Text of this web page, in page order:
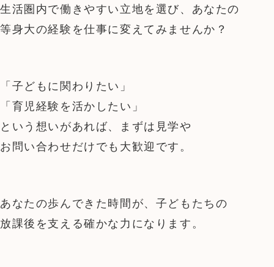
生活圏内で働きやすい立地を選び、あなたの
等身大の経験を仕事に変えてみませんか？
「子どもに関わりたい」
「育児経験を活かしたい」
という想いがあれば、まずは見学や
お問い合わせだけでも大歓迎です。
あなたの歩んできた時間が、子どもたちの
放課後を支える確かな力になります。